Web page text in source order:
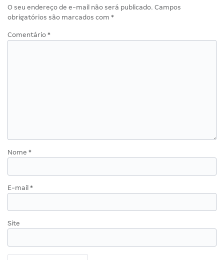
O seu endereço de e-mail não será publicado. Campos
obrigatórios são marcados com *
Comentário *
Nome *
E-mail *
Site